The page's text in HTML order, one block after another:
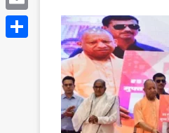
Email